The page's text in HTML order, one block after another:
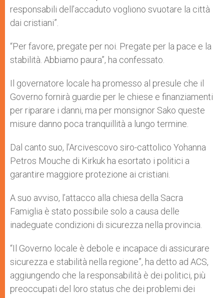
responsabili dell’accaduto vogliono svuotare la città
dai cristiani”.
“Per favore, pregate per noi. Pregate per la pace e la
stabilità. Abbiamo paura”, ha confessato.
Il governatore locale ha promesso al presule che il
Governo fornirà guardie per le chiese e finanziamenti
per riparare i danni, ma per monsignor Sako queste
misure danno poca tranquillità a lungo termine.
Dal canto suo, l’Arcivescovo siro-cattolico Yohanna
Petros Mouche di Kirkuk ha esortato i politici a
garantire maggiore protezione ai cristiani.
A suo avviso, l’attacco alla chiesa della Sacra
Famiglia è stato possibile solo a causa delle
inadeguate condizioni di sicurezza nella provincia.
“Il Governo locale è debole e incapace di assicurare
sicurezza e stabilità nella regione”, ha detto ad ACS,
aggiungendo che la responsabilità è dei politici, più
preoccupati del loro status che dei problemi dei